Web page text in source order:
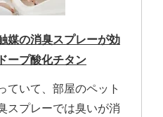
媒の消臭スプレーが効
ープ酸化チタン
ていて、部屋のペット
スプレーでは臭いが消